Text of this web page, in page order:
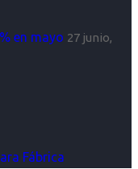
en mayo 27 junio,
Fábrica